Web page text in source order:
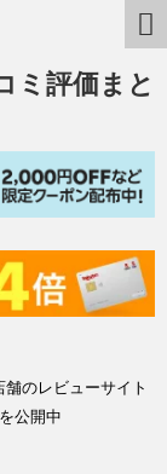
ミ評価まと
のレビューサイト
公開中